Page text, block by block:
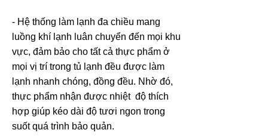
- Hệ thống làm lạnh đa chiều mang
luồng khí lạnh luân chuyển đến mọi khu
vực, đảm bảo cho tất cả thực phẩm ở
mọi vị trí trong tủ lạnh đều được làm
lạnh nhanh chóng, đồng đều. Nhờ đó,
thực phẩm nhận được nhiệt độ thích
hợp giúp kéo dài độ tươi ngon trong
suốt quá trình bảo quản.